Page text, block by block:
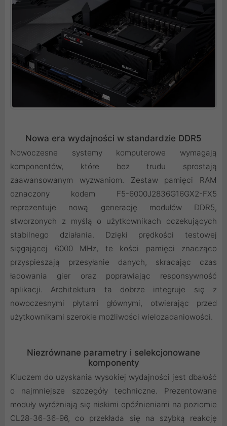
Nowa era wydajności w standardzie DDR5
Nowoczesne systemy komputerowe wymagają
komponentów, które bez trudu sprostają
zaawansowanym wyzwaniom. Zestaw pamięci RAM
oznaczony kodem F5-6000J2836G16GX2-FX5
reprezentuje nową generację modułów DDR5,
stworzonych z myślą o użytkownikach oczekujących
stabilnego działania. Dzięki prędkości testowej
sięgającej 6000 MHz, te kości pamięci znacząco
przyspieszają przesyłanie danych, skracając czas
ładowania gier oraz poprawiając responsywność
aplikacji. Architektura ta dobrze integruje się z
nowoczesnymi płytami głównymi, otwierając przed
użytkownikami szerokie możliwości wielozadaniowości.
Niezrównane parametry i selekcjonowane
komponenty
Kluczem do uzyskania wysokiej wydajności jest dbałość
o najmniejsze szczegóły techniczne. Prezentowane
moduły wyróżniają się niskimi opóźnieniami na poziomie
CL28-36-36-96, co przekłada się na szybką reakcję